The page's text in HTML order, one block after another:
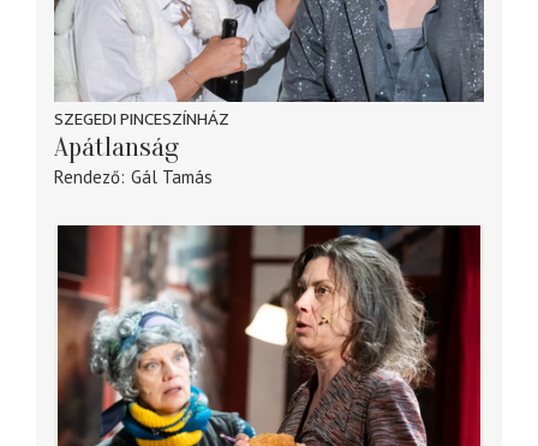
SZEGEDI PINCESZÍNHÁZ
Apátlanság
Rendező Gál Tamás